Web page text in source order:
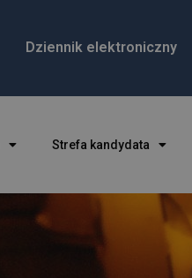
Dziennik elektroniczny
Strefa kandydata